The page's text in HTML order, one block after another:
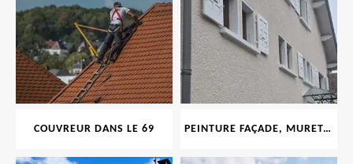
COUVREUR DANS LE 69 PEINTURE FAÇADE, MURET, TOITURE, BOISERIE, FERRONERIE, GOUTTIÈRE 69